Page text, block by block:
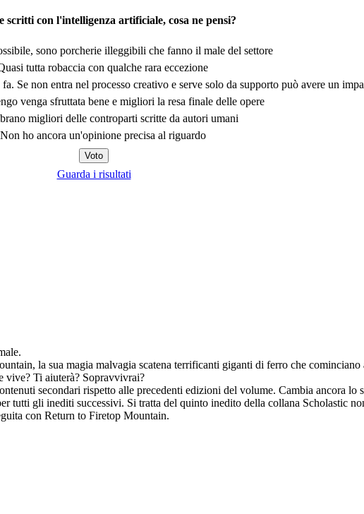
scritti con l'intelligenza artificiale, cosa ne pensi?
sono porcherie illeggibili che fanno il male del settore
tutta robaccia con qualche rara eccezione
Se non entra nel processo creativo e serve solo da supporto può avere un
venga sfruttata bene e migliori la resa finale delle opere
migliori delle controparti scritte da autori umani
Non ho ancora un'opinione precisa al riguardo
Guarda i risultati
la sua magia malvagia scatena terrificanti giganti di ferro che
vive? Ti aiuterà? Sopravvivrai?
secondari rispetto alle precedenti edizioni del volume. Cambia ancora lo
tutti gli inediti successivi. Si tratta del quinto inedito della collana Scholastic
con Return to Firetop Mountain.